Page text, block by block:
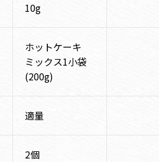
10g
ホットケーキ
ミックス1小袋
(200g)
適量
2個